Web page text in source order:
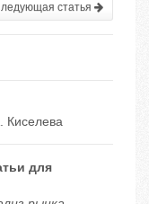
статья
Киселева
для